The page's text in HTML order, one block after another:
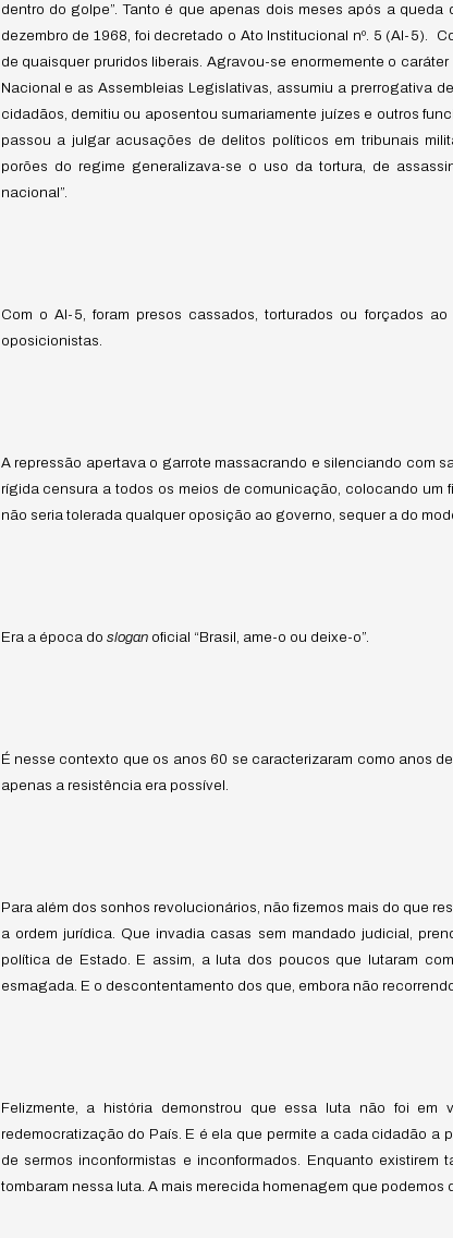
dentro do golpe”. Tanto é que apenas dois meses após a
dezembro de 1968, foi decretado o Ato Institucional nº. 5 (AI-5).
de quaisquer pruridos liberais. Agravou-se enormemente o
Nacional e as Assembleias Legislativas, assumiu a prerrogativa
cidadãos, demitiu ou aposentou sumariamente juízes e outros
passou a julgar acusações de delitos políticos em tribunais
porões do regime generalizava-se o uso da tortura, de
nacional”.
Com o AI-5, foram presos cassados, torturados ou forçados
oposicionistas.
A repressão apertava o garrote massacrando e silenciando com
rígida censura a todos os meios de comunicação, colocando um
não seria tolerada qualquer oposição ao governo, sequer a do
Era a época do slogan oficial “Brasil, ame-o ou deixe-o”.
É nesse contexto que os anos 60 se caracterizaram como anos
apenas a resistência era possível.
Para além dos sonhos revolucionários, não fizemos mais do que
a ordem jurídica. Que invadia casas sem mandado judicial,
política de Estado. E assim, a luta dos poucos que lutaram
esmagada. E o descontentamento dos que, embora não
Felizmente, a história demonstrou que essa luta não foi
redemocratização do País. E é ela que permite a cada cidadão a
de sermos inconformistas e inconformados. Enquanto
tombaram nessa luta. A mais merecida homenagem que